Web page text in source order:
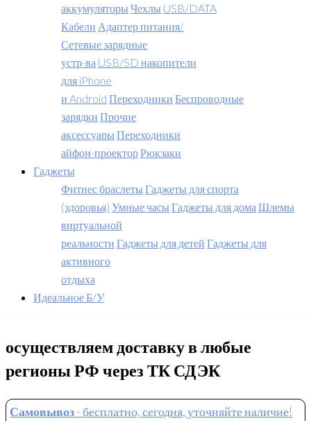
аккумуляторы Чехлы USB/DATA
Кабели Адаптер питания/
Сетевые зарядные
устр-ва USB/SD накопители
для iPhone
и Android Переходники Беспроводные
зарядки Прочие
аксессуары Переходники
айфон-проекторРюкзаки
Гаджеты
Фитнес браслеты Гаджеты для спорта
(здоровья) Умные часы Гаджеты для дома Шлемы
виртуальной
реальности Гаджеты для детей Гаджеты для
активного
отдыха
Идеальное Б/У
осуществляем доставку в любые
регионы РФ через ТК СДЭК
Самовывоз- бесплатно, сегодня, уточняйте наличие!